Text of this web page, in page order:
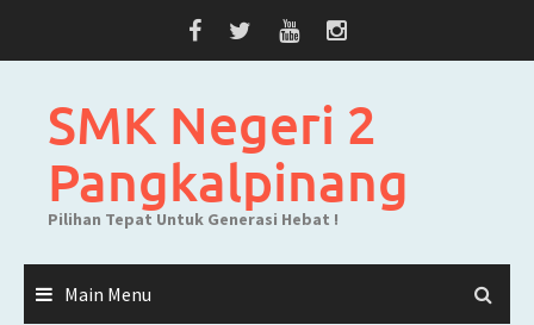
SMK Negeri 2
Pangkalpinang
Pilihan Tepat Untuk Generasi Hebat !
Main Menu